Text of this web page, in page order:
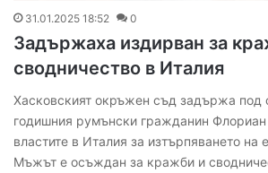
31.01.2025 18:52 0
Задържаха издирван за
сводничество в Италия
Хасковският окръжен съд задържа
годишния румънски гражданин Флориан
властите в Италия за изтърпяването на
Мъжът е осъждан за кражби и